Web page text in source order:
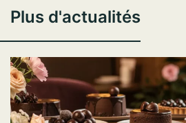
Plus d'actualités